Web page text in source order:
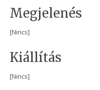
Megjelenés
[Nincs]
Kiállítás
[Nincs]